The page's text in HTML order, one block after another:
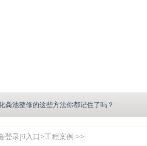
粪池整修的这些方法你都记住了吗？
登录j9入口>工程案例 >>